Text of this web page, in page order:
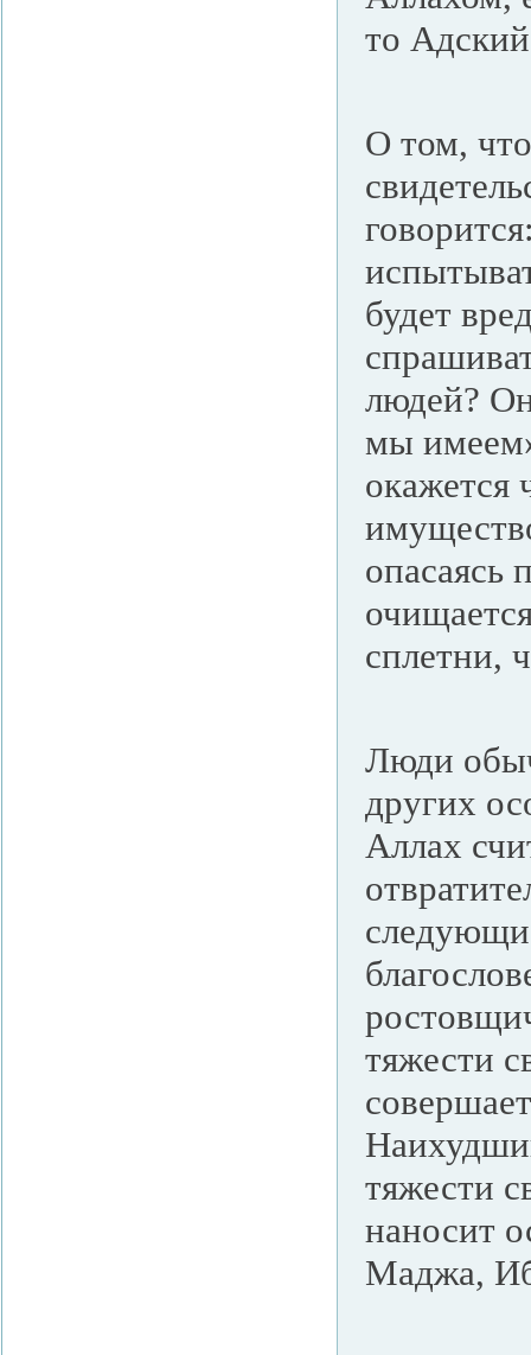
то
О том,
будет
людей?
мы
окажется
опасаясь
сплетни,
Люди
других
Аллах
тяжести
тяжести
наносит
Маджа,